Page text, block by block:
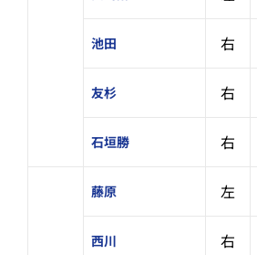
池田 右
友杉 右
石垣勝 右
藤原 左
西川 右